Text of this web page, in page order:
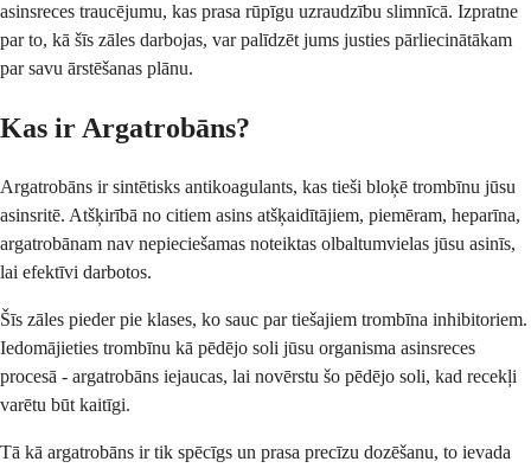
asinsreces traucējumu, kas prasa rūpīgu uzraudzību slimnīcā. Izpratne
par to, kā šīs zāles darbojas, var palīdzēt jums justies pārliecinātākam
par savu ārstēšanas plānu.
Kas ir Argatrobāns?
Argatrobāns ir sintētisks antikoagulants, kas tieši bloķē trombīnu jūsu
asinsritē. Atšķirībā no citiem asins atšķaidītājiem, piemēram, heparīna,
argatrobānam nav nepieciešamas noteiktas olbaltumvielas jūsu asinīs,
lai efektīvi darbotos.
Šīs zāles pieder pie klases, ko sauc par tiešajiem trombīna inhibitoriem.
Iedomājieties trombīnu kā pēdējo soli jūsu organisma asinsreces
procesā - argatrobāns iejaucas, lai novērstu šo pēdējo soli, kad recekļi
varētu būt kaitīgi.
Tā kā argatrobāns ir tik spēcīgs un prasa precīzu dozēšanu, to ievada